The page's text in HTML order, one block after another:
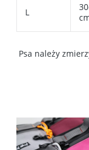
L
Psa należy